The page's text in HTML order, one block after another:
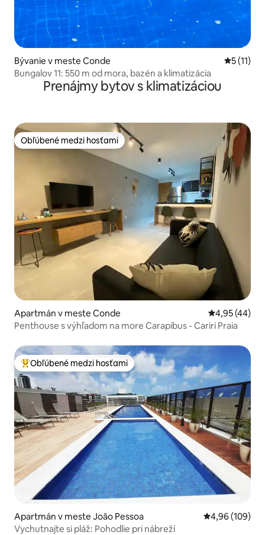
Bývanie v meste Conde
5 (11)
Bungalov 11: 550 m od mora, bazén a klimatizácia
Prenájmy bytov s klimatizáciou
Obľúbené medzi hosťami
Obľúbené medzi hosťami
Apartmán v meste Conde Priemerné
4,95 (44)
Penthouse s výhľadom na more Carapibus - Cariri Praia
Najobľúbenejšie medzi hosťami
Obľúbené medzi hosťami
Apartmán v meste João Pessoa Priemerné
4,96 (109)
Vychutnajte si pláž: Pohodlie pri nábreží